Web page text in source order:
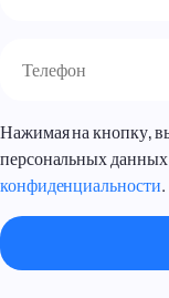
Нажимая на кнопку,
персональных данных
конфиденциальности.